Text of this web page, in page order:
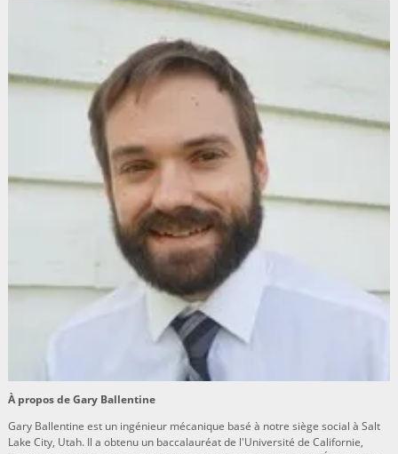
À propos de Gary Ballentine
Gary Ballentine est un ingénieur mécanique basé à notre siège social à Salt
Lake City, Utah. Il a obtenu un baccalauréat de l'Université de Californie,